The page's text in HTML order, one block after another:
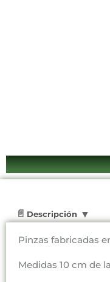
Descripción
Pinzas fabricadas
Medidas 10 cm de